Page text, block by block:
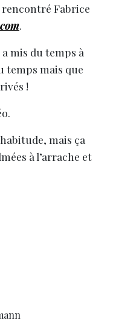
rencontré Fabrice
.
mis du temps à
temps mais que
!
mais ça
à l’arrache et